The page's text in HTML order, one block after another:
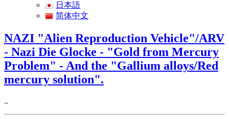
日本語
简体中文
NAZI "Alien Reproduction Vehicle"/ARV
- Nazi Die Glocke - "Gold from Mercury
Problem" - And the "Gallium alloys/Red
mercury solution".
..